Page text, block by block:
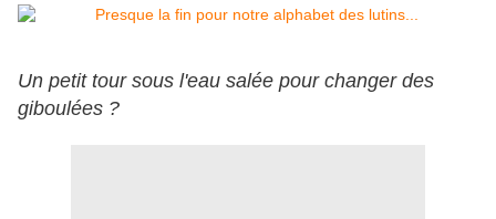
Un petit tour sous l'eau salée pour changer des
giboulées ?